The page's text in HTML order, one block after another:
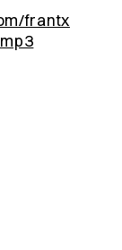
frantx